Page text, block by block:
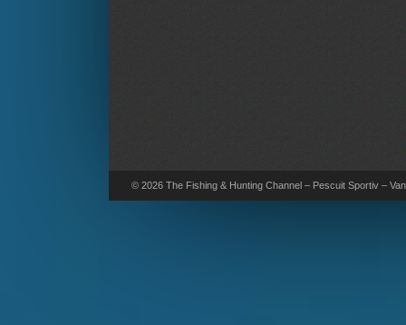
© 2026 The Fishing & Hunting Channel – Pescuit Sportiv –